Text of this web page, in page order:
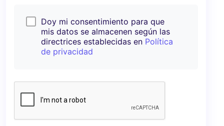
Doy mi consentimiento para que
mis datos se almacenen según las
directrices establecidas en Política
de privacidad